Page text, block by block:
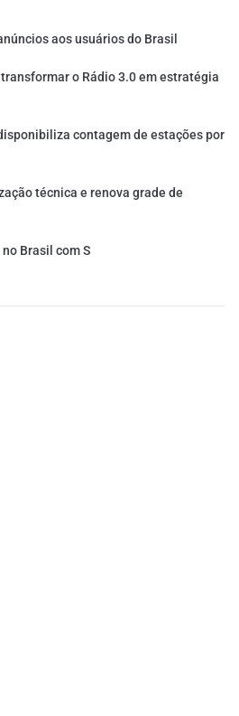
aos usuários do Brasil
o Rádio 3.0 em estratégia
contagem de estações por
técnica e renova grade de
Brasil com S